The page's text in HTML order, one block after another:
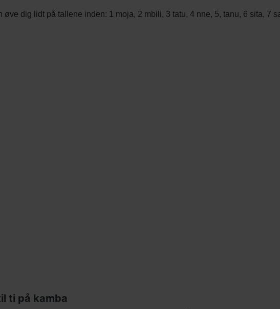
øve dig lidt på tallene inden: 1 moja, 2 mbili, 3 tatu, 4 nne, 5, tanu, 6 sita, 7
ti på kamba